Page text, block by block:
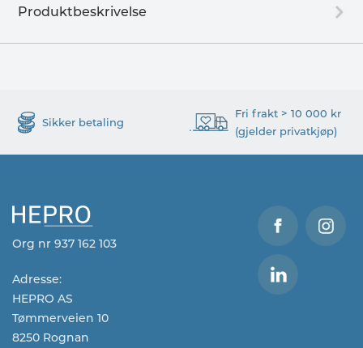
Produktbeskrivelse
Sikker betaling
Fri frakt > 10 000 kr
(gjelder privatkjøp)
Org nr 937 162 103
Adresse:
HEPRO AS
Tømmerveien 10
8250 Rognan